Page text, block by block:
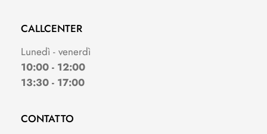
CALLCENTER
Lunedì - venerdì
10:00 - 12:00
13:30 - 17:00
CONTATTO